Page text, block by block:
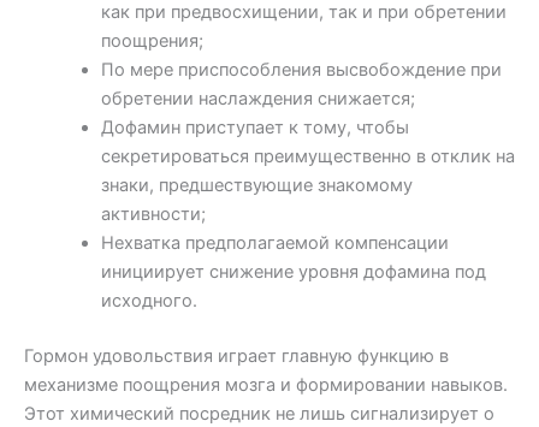
как при предвосхищении, так и при обретении
поощрения;
По мере приспособления высвобождение при
обретении наслаждения снижается;
Дофамин приступает к тому, чтобы
секретироваться преимущественно в отклик на
знаки, предшествующие знакомому
активности;
Нехватка предполагаемой компенсации
инициирует снижение уровня дофамина под
исходного.
Гормон удовольствия играет главную функцию в
механизме поощрения мозга и формировании навыков.
Этот химический посредник не лишь сигнализирует о